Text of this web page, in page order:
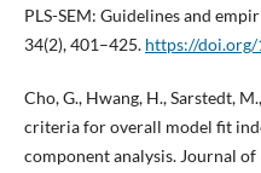
PLS-SEM: Guidelines and
34(2), 401–425. https://
Cho, G., Hwang, H., Sarstedt,
criteria for overall model fit
component analysis. Journal